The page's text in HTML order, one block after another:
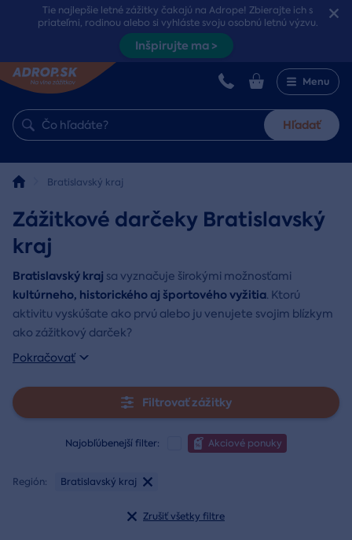
Tie najlepšie letné zážitky čakajú na Adrope! Zbierajte ich s
priateľmi, rodinou alebo si vyhláste svoju osobnú letnú výzvu.
Inšpirujte ma >
Menu
Hľadať
Bratislavský kraj
Zážitkové darčeky Bratislavský
kraj
Bratislavský kraj sa vyznačuje širokými možnosťami
kultúrneho, historického aj športového vyžitia. Ktorú
aktivitu vyskúšate ako prvú alebo ju venujete svojim blízkym
ako zážitkový darček?
Pokračovať
Filtrovať zážitky
Najobľúbenejší filter: Akciové ponuky
Región: Bratislavský kraj
Zrušiť všetky filtre